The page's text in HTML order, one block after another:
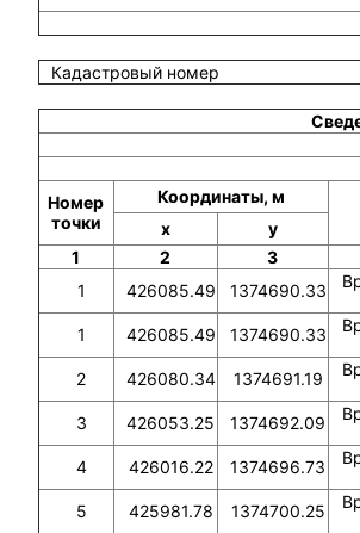
Кадастровый номер
Номер
точки
Координаты, м
x
y
1
2 3
1
426085.49 1374690.33
1
426085.49 1374690.33
2
426080.34 1374691.19
3
426053.25 1374692.09
4
426016.22 1374696.73
5
425981.78 1374700.25